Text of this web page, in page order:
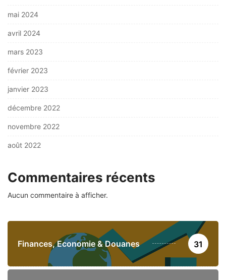
mai 2024
avril 2024
mars 2023
février 2023
janvier 2023
décembre 2022
novembre 2022
août 2022
Commentaires récents
Aucun commentaire à afficher.
Finances, Economie & Douanes 31